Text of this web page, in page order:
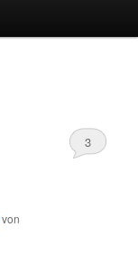
von
3